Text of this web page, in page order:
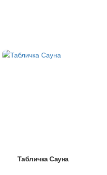
Табличка Сауна